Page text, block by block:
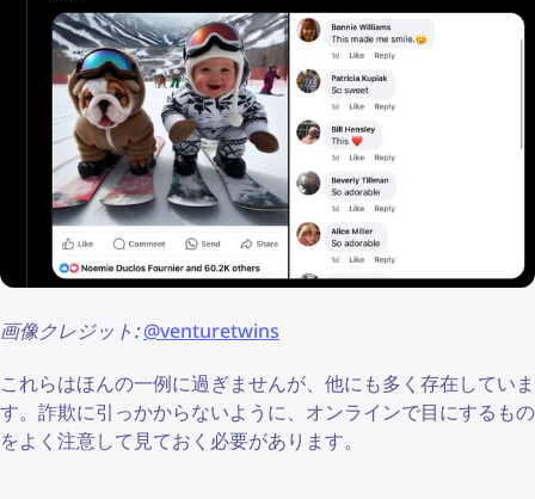
画像クレジット:@venturetwins
これらはほんの一例に過ぎませんが、他にも多く存在していま
す。詐欺に引っかからないように、オンラインで目にするもの
をよく注意して見ておく必要があります。